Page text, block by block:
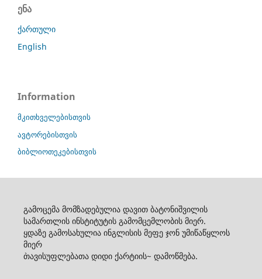
ენა
ქართული
English
Information
მკითხველებისთვის
ავტორებისთვის
ბიბლიოთეკებისთვის
გამოცემა მომზადებულია დავით ბატონიშვილის
სამართლის ინსტიტუტის გამომცემლობის მიერ.
ყდაზე გამოსახულია ინგლისის მეფე ჯონ უმიწაწყლოს
მიერ
`თავისუფლებათა დიდი ქარტიის~ დამოწმება.